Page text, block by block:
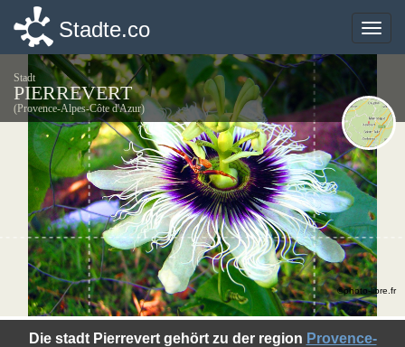
Toggle
Stadte.co
Stadt
PIERREVERT
(Provence-Alpes-Côte d'Azur)
Die stadt Pierrevert gehört zu der region Provence-
©photo-libre.fr
Toggle
Stadte.co